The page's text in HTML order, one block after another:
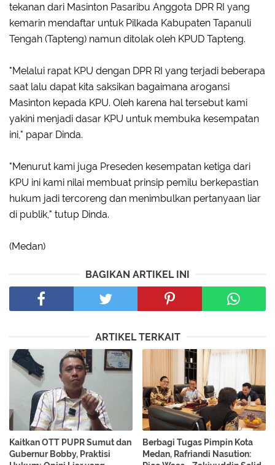
tekanan dari Masinton Pasaribu Anggota DPR RI yang
kemarin mendaftar untuk Pilkada Kabupaten Tapanuli
Tengah (Tapteng) namun ditolak oleh KPUD Tapteng.
"Melalui rapat KPU dengan DPR RI yang terjadi beberapa
saat lalu dapat kita saksikan bagaimana arogansi
Masinton kepada KPU. Oleh karena hal tersebut kami
yakini menjadi dasar KPU untuk membuka kesempatan
ini," papar Dinda.
"Menurut kami juga Preseden kesempatan ketiga dari
KPU ini kami nilai membuat prinsip pemilu berkepastian
hukum jadi tercoreng dan menimbulkan pertanyaan liar
di publik," tutup Dinda.
(Medan)
BAGIKAN ARTIKEL INI
ARTIKEL TERKAIT
Kaitkan OTT PUPR Sumut dan
Gubernur Bobby, Praktisi
Berbagi Tugas Pimpin Kota
Medan, Rafriandi Nasution: